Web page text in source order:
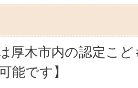
厚木市内の認定こ
能です】